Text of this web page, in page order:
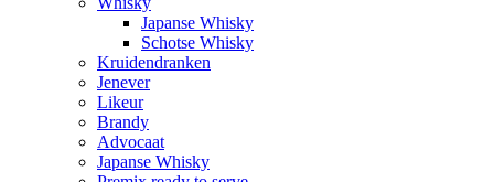
Japanse Whisky
Schotse Whisky
Kruidendranken
Jenever
Likeur
Brandy
Advocaat
Japanse Whisky